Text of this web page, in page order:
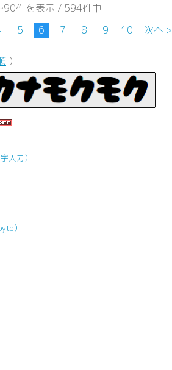
90件を表示 / 594件中
5 6 7 8 9 10 次へ >
）
入力）
）